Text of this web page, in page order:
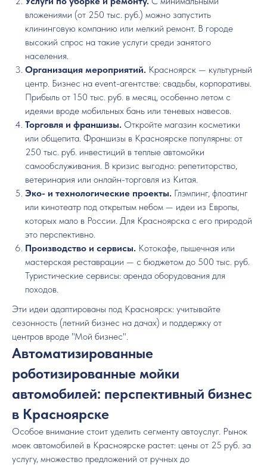
вложениями (от 250 тыс. руб.) можно запустить
клининговую компанию или мелкий ремонт. В городе
высокий спрос на такие услуги среди занятого
населения.
Организация мероприятий. Красноярск — культурный
центр. Бизнес на event-агентстве: свадьбы, корпоративы.
Прибыль от 150 тыс. руб. в месяц, особенно летом с
идеями вроде мобильных бань или теневых навесов.
Торговля и франшизы. Откройте магазин косметики
или общепита. Франшизы в Красноярске популярны: от
250 тыс. руб. инвестиций в теплые автомойки
самообслуживания. В кризис выгодно: репетиторство,
ветеринария или онлайн-торговля из Китая.
Эко- и технологические проекты. Глэмпинг, флоатинг
или кинотеатр под открытым небом — идеи из Европы,
которых мало в России. Для Красноярска с его природой
это перспективно.
Производство и сервисы. Котокафе, пышечная или
мастерская реставрации — с бюджетом до 500 тыс. руб.
Туристические сервисы: аренда оборудования для
походов.
Эти идеи адаптированы под Красноярск: учитывайте
сезонность (летний бизнес на дачах) и поддержку от
центров вроде "Мой бизнес".
Автоматизированные
роботизированные мойки
автомобилей: перспективный бизнес
в Красноярске
Особое внимание стоит уделить сегменту автоуслуг. Рынок
моек автомобилей в Красноярске растет: цены от 25 руб. за
услугу, множество предложений от ручных до